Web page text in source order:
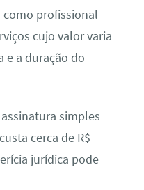
como profissional
cujo valor varia
e a duração do
simples
cerca de R$
jurídica pode